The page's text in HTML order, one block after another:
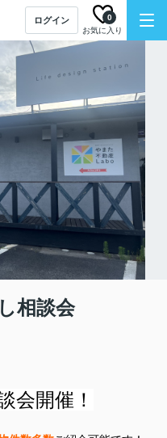
ログイン
お気に入り
0
相談会
会開催！